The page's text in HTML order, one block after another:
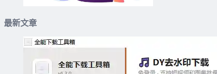
最新文章